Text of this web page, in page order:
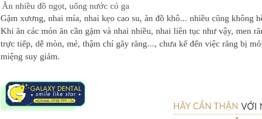
Ăn nhiều đồ ngọt, uống nước có ga
Gặm xương, nhai mía, nhai kẹo cao su, ăn đồ khô... nhiều cũng không
Khi ăn các món ăn cần gặm và nhai nhiều, nhai liên tục như vậy, men
trực tiếp, dễ mòn, mẻ, thậm chí gãy răng..., chưa kể đến việc răng bị
miệng suy giảm.